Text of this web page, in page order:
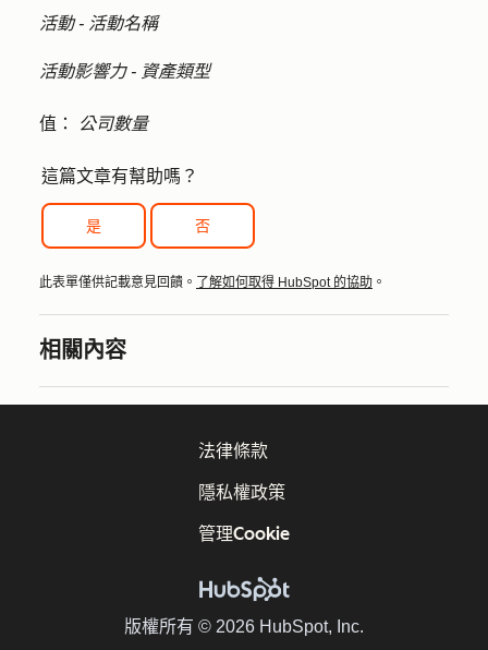
活動 - 活動名稱
活動影響力 - 資產類型
值： 公司數量
這篇文章有幫助嗎？
是 否
此表單僅供記載意見回饋。 了解如何取得 HubSpot 的協助 。
相關內容
版權所有 © 2026 HubSpot, Inc.
法律條款
隱私權政策
管理Cookie